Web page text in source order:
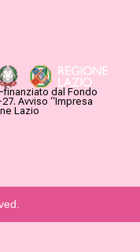
dal Fondo
Avviso “Impresa
Lazio